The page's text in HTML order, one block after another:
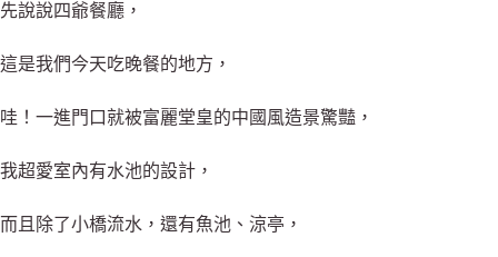
先說說四爺餐廳，
這是我們今天吃晚餐的地方，
哇！一進門口就被富麗堂皇的中國風造景驚豔，
我超愛室內有水池的設計，
而且除了小橋流水，還有魚池、涼亭，